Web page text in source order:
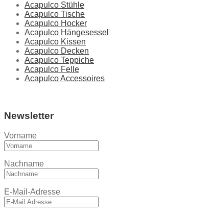
Acapulco Stühle
Acapulco Tische
Acapulco Hocker
Acapulco Hängesessel
Acapulco Kissen
Acapulco Decken
Acapulco Teppiche
Acapulco Felle
Acapulco Accessoires
Newsletter
Vorname
Nachname
E-Mail-Adresse